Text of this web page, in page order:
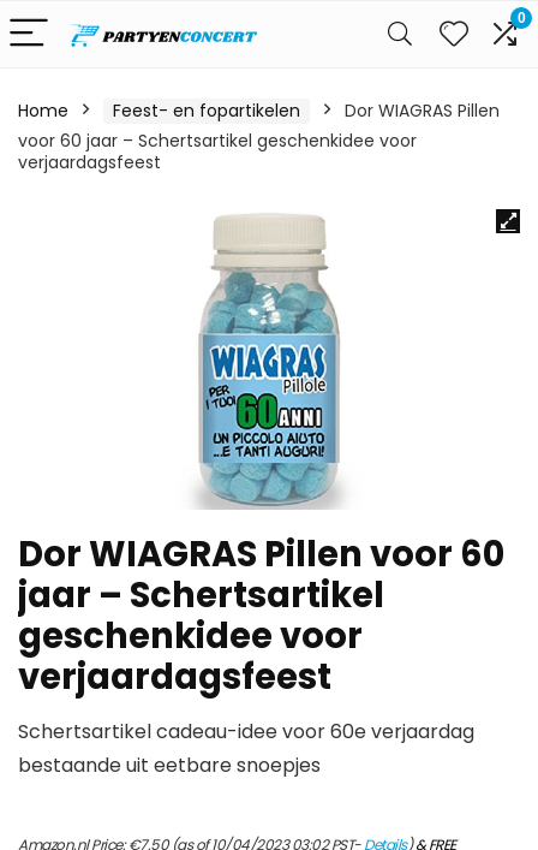
0
Home Feest- en fopartikelen
Dor WIAGRAS Pillen
voor 60 jaar – Schertsartikel geschenkidee voor
verjaardagsfeest
Dor WIAGRAS Pillen voor 60
jaar – Schertsartikel
geschenkidee voor
verjaardagsfeest
Schertsartikel cadeau-idee voor 60e verjaardag
bestaande uit eetbare snoepjes
Amazon.nl Price:€7.50(as of 10/04/2023 03:02 PST-Details)&FREE